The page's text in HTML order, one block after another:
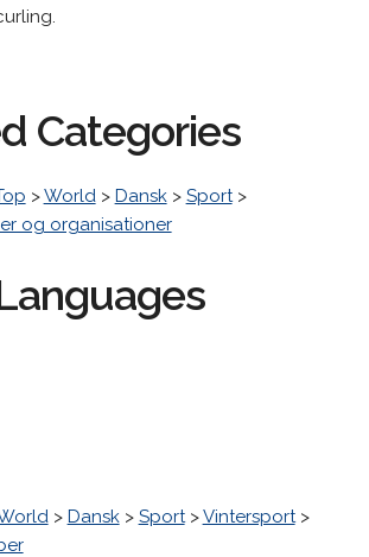
Categories
>World> Dansk> Sport>
og organisationer
> Dansk> Sport>Vintersport>